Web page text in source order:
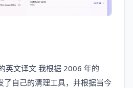
英文译文 我根据 2006 年的
了自己的清理工具，并根据当今